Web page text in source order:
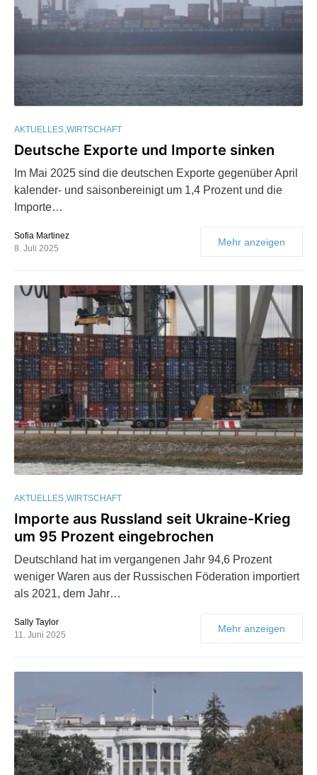
AKTUELLES WIRTSCHAFT
Deutsche Exporte und Importe sinken
Im Mai 2025 sind die deutschen Exporte gegenüber April
kalender- und saisonbereinigt um 1,4 Prozent und die
Importe…
Sofia Martinez
8. Juli 2025
Mehr anzeigen
AKTUELLES WIRTSCHAFT
Importe aus Russland seit Ukraine-Krieg
um 95 Prozent eingebrochen
Deutschland hat im vergangenen Jahr 94,6 Prozent
weniger Waren aus der Russischen Föderation importiert
als 2021, dem Jahr…
Sally Taylor
11. Juni 2025
Mehr anzeigen